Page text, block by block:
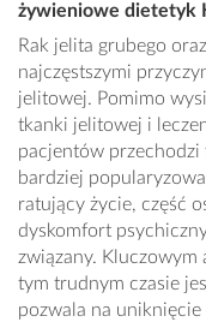
żywieniowe dietetyk
Rak jelita grubego
najczęstszymi
jelitowej. Pomimo
tkanki jelitowej i
pacjentów przechodzi
bardziej
ratujący życie, część
dyskomfort
związany. Kluczowym
tym trudnym czasie
pozwala na